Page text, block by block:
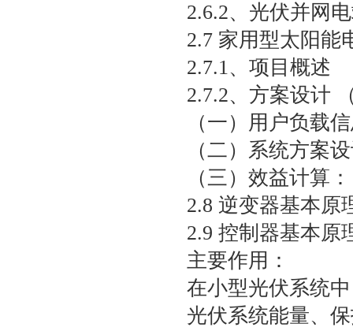
2.6.2、光伏并网
2.7 家用型太阳能
2.7.1、项目概述
2.7.2、方案设计
（一）用户负载
（二）系统方案
（三）效益计算
2.8 逆变器基本原
2.9 控制器基本原
主要作用：
在小型光伏系统
光伏系统能量、